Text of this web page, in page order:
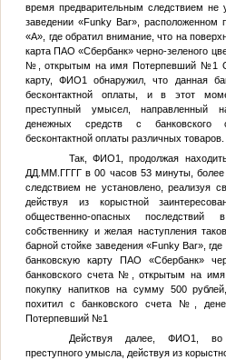
время предварительным следствием не
заведении «Funky Bar», расположенном
«А», где обратил внимание, что на
карта ПАО «Сбербанк» черно-зеленого
№
, открытым на имя Потерпевший №1
карту,ФИО1
обнаружил, что данная
бесконтактной оплаты, и в этот
преступный умысел, направленный
денежных средств с банковского
бесконтактной оплаты различных товаров.
Так,ФИО1
, продолжая
ДД.ММ.ГГГГв 00 часов 53 минуты, более
следствием не установлено, реализуя
действуя из корыстной
общественно-опасных
собственнику и желая наступления
барной стойке заведения «Funky Bar»,
банковскую карту ПАО «Сбербанк»
банковского счета № , открытым на
покупку напитков на сумму 500
похитил с банковского счета №
,
Потерпевший №1
Действуя далее, ФИО1
, во
преступного умысла, действуя из